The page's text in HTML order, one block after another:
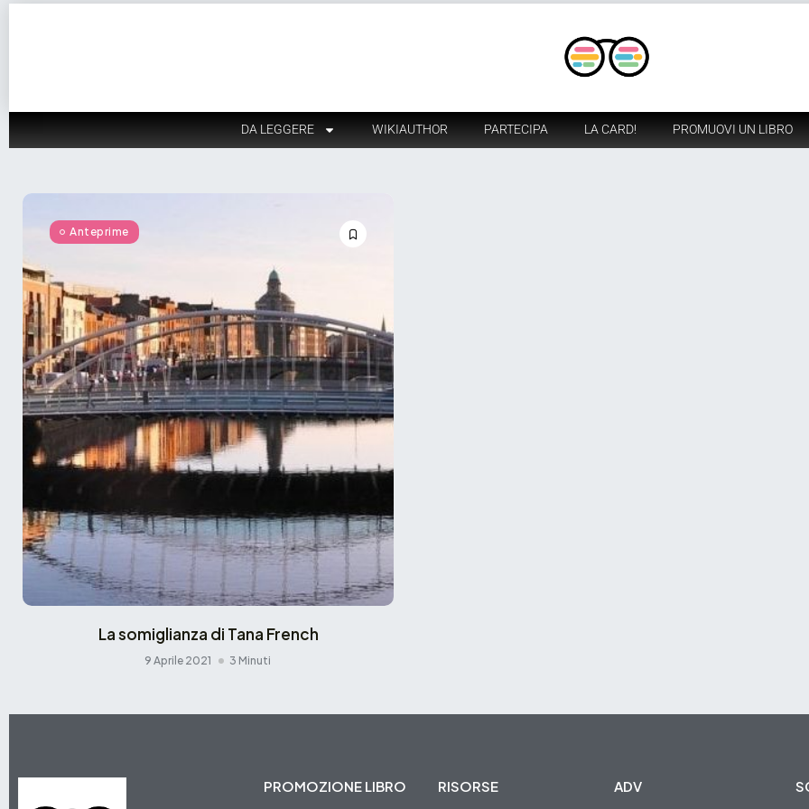
DA LEGGERE WIKIAUTHOR PARTECIPA LA CARD! PROMUOVI UN LIBRO
Anteprime
La somiglianza di Tana French
9 Aprile 2021 3 Minuti
PROMOZIONE LIBRO RISORSE ADV